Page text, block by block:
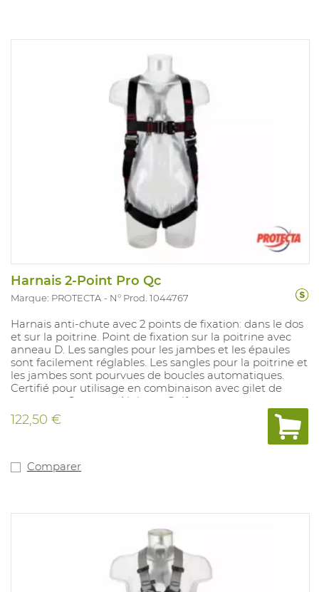
Harnais 2-Point Pro Qc
Marque: PROTECTA N° Prod. 1044767
Harnais anti-chute avec 2 points de fixation: dans le dos
et sur la poitrine. Point de fixation sur la poitrine avec
anneau D. Les sangles pour les jambes et les épaules
sont facilement réglables. Les sangles pour la poitrine et
les jambes sont pourvues de boucles automatiques.
Certifié pour utilisage en combinaison avec gilet de
sauvetage Secumar Alpha et Golf.
122,50 €
Comparer